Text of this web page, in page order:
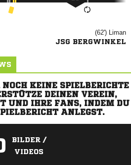
(62') 
JSG BERGWINKEL
KEINE SPIELBERICHTE
DEINEN VEREIN,
UND IHRE FANS, INDEM DU
ANLEGST.
BILDER /
VIDEOS